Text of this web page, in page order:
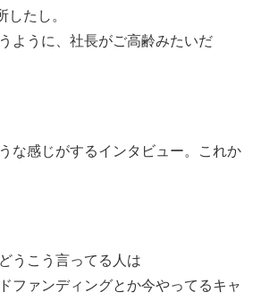
したし。
ように、社長がご高齢みたいだ
な感じがするインタビュー。これか
うこう言ってる人は
ファンディングとか今やってるキャ